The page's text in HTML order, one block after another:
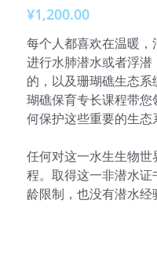
参加课程
俱乐部介绍
服务伙伴
特别推荐
联系我们
¥1,200.00
每个人都喜欢在温暖
进行水肺潜水或者浮
的，以及珊瑚礁生态
瑚礁保育专长课程带
何保护这些重要的生态
任何对这一水生生物
程。取得这一非潜水
龄限制，也没有潜水经